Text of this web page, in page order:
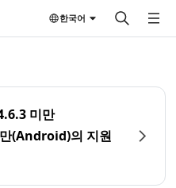
한국어
미만
(Android)의 지원